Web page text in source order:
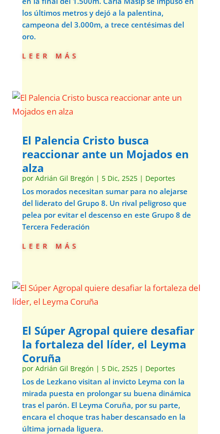
los últimos metros y dejó a la palentina,
campeona del 3.000m, a trece centésimas del
oro.
leer más
El Palencia Cristo busca
reaccionar ante un Mojados en
alza
por Adrián Gil Bregón | 5 Dic, 2525| Deportes
Los morados necesitan sumar para no alejarse
del liderato del Grupo 8. Un rival peligroso que
pelea por evitar el descenso en este Grupo 8 de
Tercera Federación
leer más
El Súper Agropal quiere desafiar
la fortaleza del líder, el Leyma
Coruña
por Adrián Gil Bregón | 5 Dic, 2525| Deportes
Los de Lezkano visitan al invicto Leyma con la
mirada puesta en prolongar su buena dinámica
tras el parón. El Leyma Coruña, por su parte,
encara el choque tras haber descansado en la
última jornada liguera.